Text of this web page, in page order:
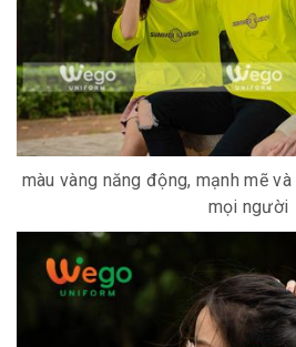
màu vàng năng động, mạnh mẽ
mọi người